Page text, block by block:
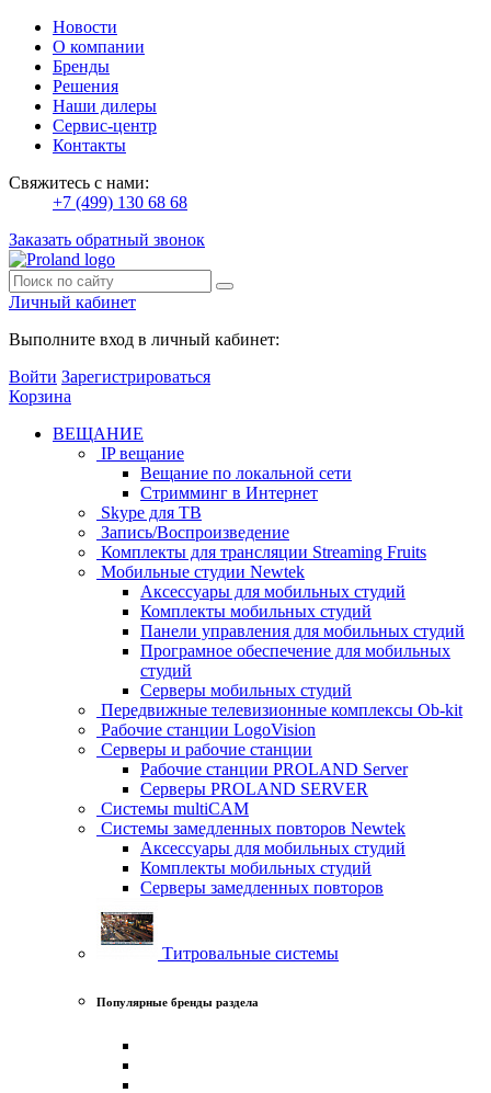
Новости
О компании
Бренды
Решения
Наши дилеры
Сервис-центр
Контакты
Свяжитесь с нами:
+7 (499) 130 68 68
Заказать обратный звонок
Личный кабинет
Выполните вход в личный кабинет:
Войти Зарегистрироваться
Корзина
ВЕЩАНИЕ
IP вещание
Вещание по локальной сети
Стримминг в Интернет
Skype для ТВ
Запись/Воспроизведение
Комплекты для трансляции Streaming Fruits
Мобильные студии Newtek
Аксессуары для мобильных студий
Комплекты мобильных студий
Панели управления для мобильных студий
Програмное обеспечение для мобильных
студий
Серверы мобильных студий
Передвижные телевизионные комплексы Ob-kit
Рабочие станции LogoVision
Серверы и рабочие станции
Рабочие станции PROLAND Server
Серверы PROLAND SERVER
Системы multiCAM
Системы замедленных повторов Newtek
Аксессуары для мобильных студий
Комплекты мобильных студий
Серверы замедленных повторов
Титровальные системы
Популярные бренды раздела